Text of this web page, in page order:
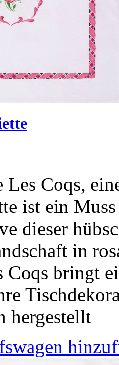
Les Coqs,
ist ein
dieser
in
Coqs bringt
hergestellt